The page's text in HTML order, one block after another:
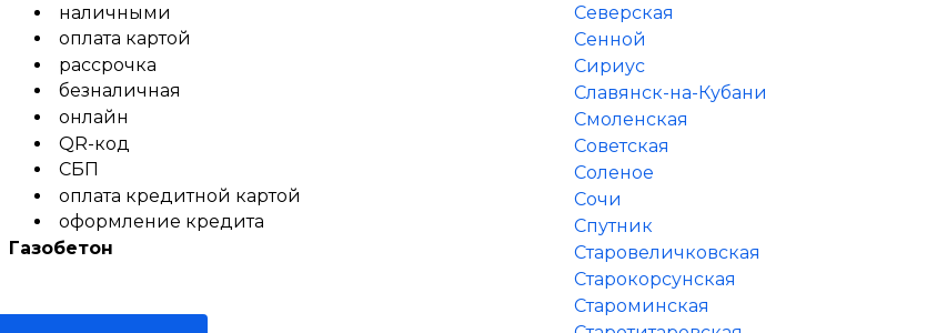
наличными
оплата картой
рассрочка
безналичная
онлайн
QR-код
СБП
оплата кредитной картой
оформление кредита
Газобетон
Северская
Сенной
Сириус
Славянск-на-Кубани
Смоленская
Советская
Соленое
Сочи
Спутник
Старовеличковская
Старокорсунская
Староминская